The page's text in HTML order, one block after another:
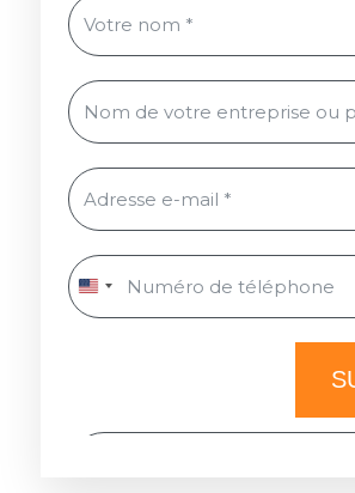
✔ Vous cherchez à :